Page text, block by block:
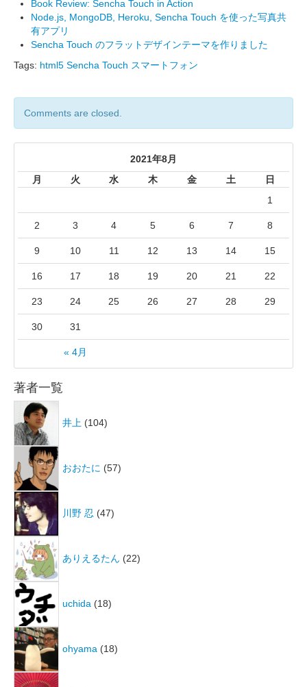
Book Review: Sencha Touch in Action
Node.js, MongoDB, Heroku, Sencha Touch を使った写真共
有アプリ
Sencha Touch のフラットデザインテーマを作りました
Tags: html5 Sencha Touch スマートフォン
Comments are closed.
2021年8月
月
火 水 木 金 土 日
« 4月
1
2 3 4 5 6 7 8
9 10 11 12 13 14 15
16 17 18 19 20 21 22
23 24 25 26 27 28 29
30 31
著者一覧
井上 (104)
おおたに (57)
川野 忍 (47)
ありえるたん (22)
uchida (18)
ohyama (18)